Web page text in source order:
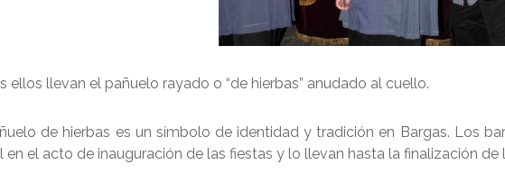
ellos llevan el pañuelo rayado o “de hierbas” anudado al cuello.
de hierbas es un símbolo de identidad y tradición en Bargas. Los
en el acto de inauguración de las fiestas y lo llevan hasta la finalización de